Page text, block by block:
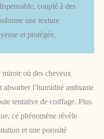
couplé à des
une texture
et protégée.
miroir où des cheveux
l’humidité ambiante
tentative de coiffage. Plus
ce phénomène révèle
et une porosité